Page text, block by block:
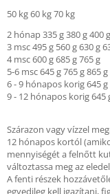
50 kg 60 kg 70 kg
2 hónap 335 g 380 g 400
3 msc 495 g 560 g 630 g
4 msc 600 g 685 g 765 g
5-6 msc 645 g 765 g 865
6 - 9 hónapos korig 645 g
9 - 12 hónapos korig 645
Szárazon vagy vízzel
12 hónapos kortól
mennyiségét a felnőtt
változtassa meg az
A fenti részek
egyedileg kell igazítani,